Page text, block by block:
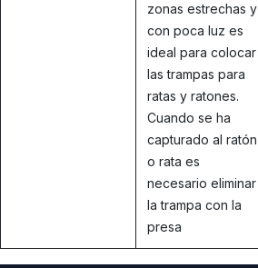
zonas estrechas y
con poca luz es
ideal para colocar
las trampas para
ratas y ratones.
Cuando se ha
capturado al ratón
o rata es
necesario eliminar
la trampa con la
presa